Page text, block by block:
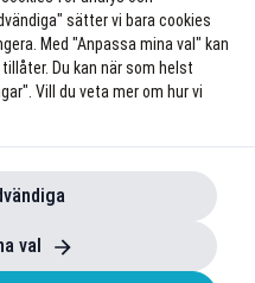
sätter vi bara cookies
Med "Anpassa mina val" kan
Du kan när som helst
Vill du veta mer om hur vi
val